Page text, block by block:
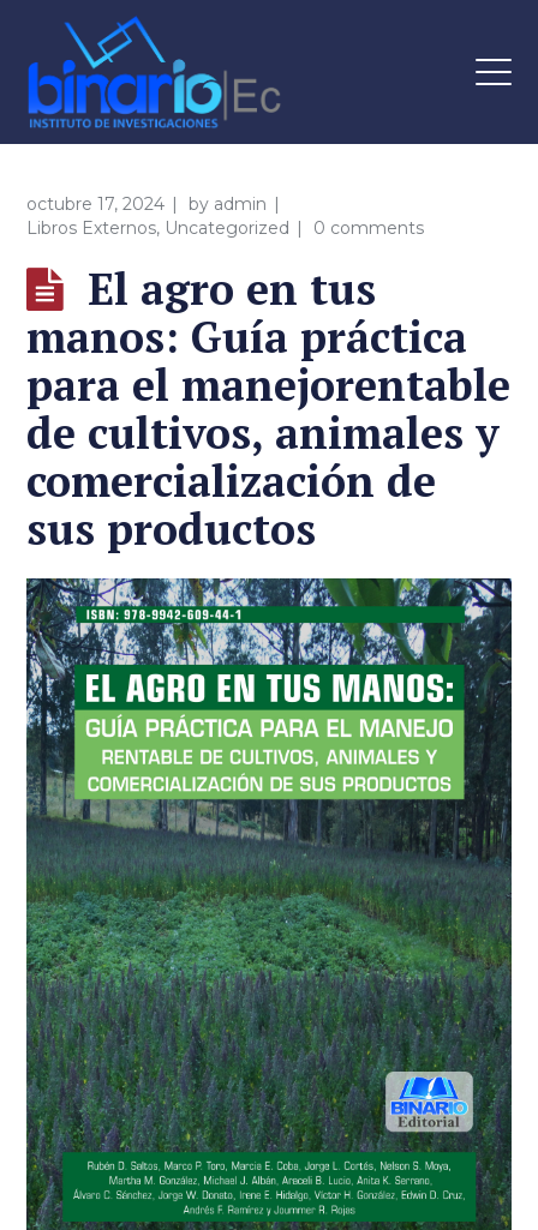
octubre 17, 2024 by admin
Libros Externos, Uncategorized 0 comments
El agro en tus
manos: Guía práctica
para el manejorentable
de cultivos, animales y
comercialización de
sus productos